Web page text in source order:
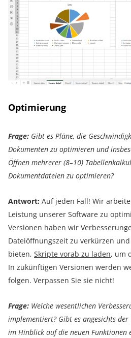
Optimierung
Frage: Gibt es Pläne, die
Dokumenten zu optimieren und
Öffnen mehrerer (8–10)
Dokumentdateien zu optimieren?
Antwort: Auf jeden Fall! Wir
Leistung unserer Software zu
Versionen haben wir
Dateiöffnungszeit zu verkürzen
bieten, Skripte vorab zu laden, um
In zukünftigen Versionen werden
folgen. Verpassen Sie sie nicht!
Frage: Welche wesentlichen
implementiert? Gibt es angesichts
im Hinblick auf die neuen Funktionen